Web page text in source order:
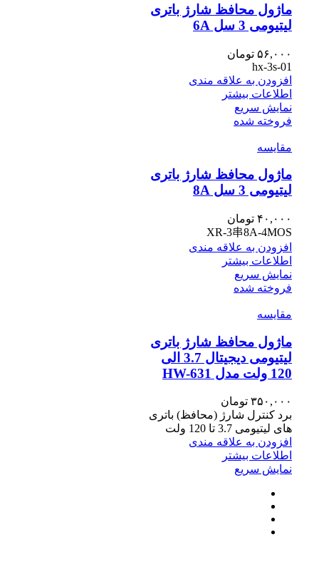
ماژول محافظ شارژ باتری
لیتیومی 3 سل 6A
۵۶,۰۰۰ تومان
hx-3s-01
افزودن به علاقه مندی
اطلاعات بیشتر
نمایش سریع
فروخته شده
مقايسه
ماژول محافظ شارژ باتری
لیتیومی 3 سل 8A
۴۰,۰۰۰ تومان
XR-3串8A-4MOS
افزودن به علاقه مندی
اطلاعات بیشتر
نمایش سریع
فروخته شده
مقايسه
ماژول محافظ شارژ باتری
لیتیومی دیجیتال 3.7 الی
120 ولت مدل HW-631
۳۵۰,۰۰۰ تومان
برد کنترل شارژ (محافظ) باتری
های لیتیومی 3.7 تا 120 ولت
افزودن به علاقه مندی
اطلاعات بیشتر
نمایش سریع